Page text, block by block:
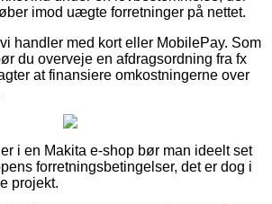
imod uægte forretninger på nettet.
handler med kort eller MobilePay. Som
du overveje en afdragsordning fra fx
at finansiere omkostningerne over
i en Makita e-shop bør man ideelt set
forretningsbetingelser, det er dog i
projekt.